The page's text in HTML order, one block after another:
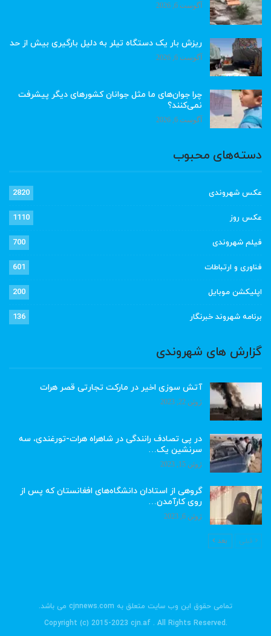
آگوست 6, 2026
ریزش بار یک دستگاه تیلر به دلیل بارگیری بیش از حد
آگوست 6, 2026
چرا جوان‌های ما مثل جوانان کشورهای دیگر پیشرفت
نمی‌کنند؟
آگوست 6, 2026
دسته‌های محبوب
عکس شهروندی 2820
عکس روز 1110
فیلم شهروندی 700
فناوری و ارتباطات 601
اپلیکشن موبایل 200
برنامه شهروند خبرنگار 136
گزارش های شهروندی
آتش سوزی اخیر در مارکت تجارتی قصر هرات
ژوئن 22, 2023
در پی تصادف رانندگی در شاهراه هرات-تورغندی، سه
سرنشین یک…
ژوئن 15, 2023
گروهی از استادان دانشگاه‌های افغانستان که پس از
روی کارآمدن…
ژوئن 6, 2023
قبلی بعد
تمامی حقوق این وب سایت متعلق به cjnnews.com می باشد.
.Copyright (c) 2015-2023 cjn.af . All Rights Reserved